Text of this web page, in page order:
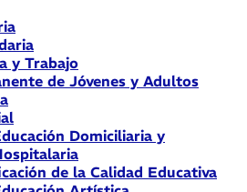
y Trabajo
de Jóvenes y Adultos
Domiciliaria y
de la Calidad Educativa